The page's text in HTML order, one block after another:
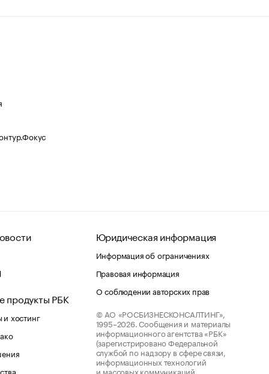
продукты РБК
хостинг
Юридическая информация
Информация об ограничениях
Правовая информация
О соблюдении авторских прав
© АО «РОСБИЗНЕСКОНСАЛТИНГ»,
1995–2026. Сообщения и материалы
информационного агентства «РБК»
(зарегистрировано Федеральной
службой по надзору в сфере связи,
информационных технологий
и массовых коммуникаций